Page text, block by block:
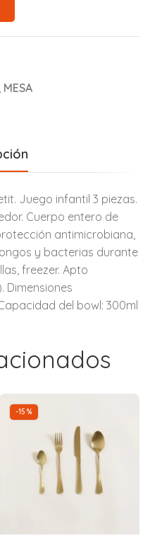
MESA
Juego infantil 3 piezas.
Cuerpo entero de
antimicrobiana,
y bacterias durante
freezer. Apto
Dimensiones
del bowl: 300ml
-15%